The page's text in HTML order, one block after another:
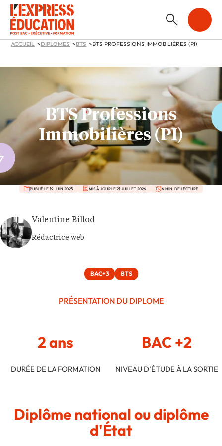
ACCUEIL DIPLOMES BTS BTS PROFESSIONS IMMOBILIÈRES (PI)
BTS Professions
Immobilières (PI)
PUBLIÉ LE 19 JUIN 2025 MIS À JOUR LE 21 JUILLET 2026 6 MIN. DE LECTURE
Valentine Billod
Rédactrice web
BAC+3 BTS
PRÉSENTATION DU DIPLOME
2 ans
DURÉE DE LA FORMATION
BAC +2
NIVEAU D’ÉTUDE À LA SORTIE
Diplôme national ou diplôme
d'État